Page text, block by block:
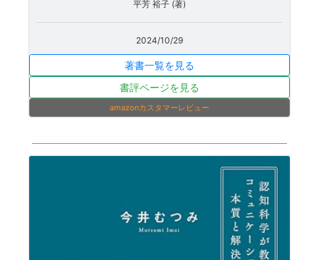
平芳 裕子 (著)
2024/10/29
著書一覧を見る
書評ページを見る
amazonカスタマーレビュー